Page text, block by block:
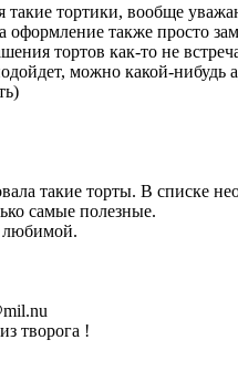
такие тортики, вообще
также просто
тортов как-то не
можно какой-нибудь
такие торты. В списке
самые полезные.
любимой.
творога !